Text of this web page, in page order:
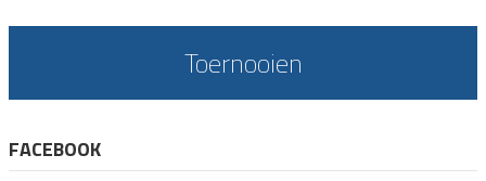
Toernooien
FACEBOOK